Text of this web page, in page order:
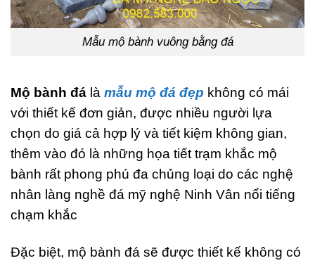
Mẫu mộ bành vuông bằng đá
Mộ bành đá là mẫu mộ đá đẹp không có mái
với thiết kế đơn giản, được nhiều người lựa
chọn do giá cả hợp lý và tiết kiệm không gian,
thêm vào đó là những họa tiết trạm khắc mộ
bành rất phong phú đa chủng loại do các nghệ
nhân làng nghề đá mỹ nghệ Ninh Vân nổi tiếng
chạm khắc
Đặc biệt, mộ bành đá sẽ được thiết kế không có